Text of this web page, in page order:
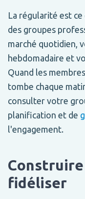
La régularité est
des groupes
marché quotidien,
hebdomadaire et
Quand les
tombe chaque
consulter votre
planification et de
l'engagement.
fidéliser